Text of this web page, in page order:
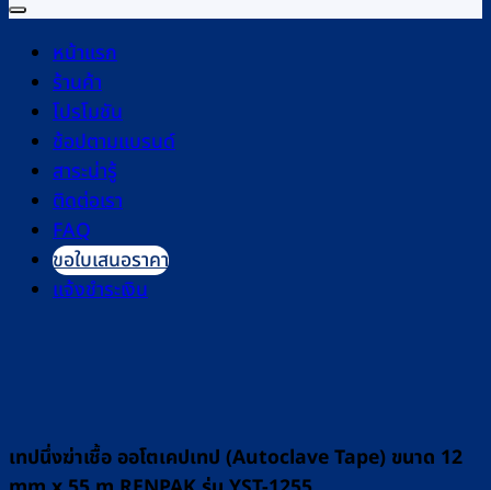
หน้าแรก
ร้านค้า
โปรโมชัน
ช้อปตามแบรนด์
สาระน่ารู้
ติดต่อเรา
FAQ
ขอใบเสนอราคา
แจ้งชำระเงิน
เทปนึ่งฆ่าเชื้อ ออโตเคปเทป (Autoclave Tape) ขนาด 12